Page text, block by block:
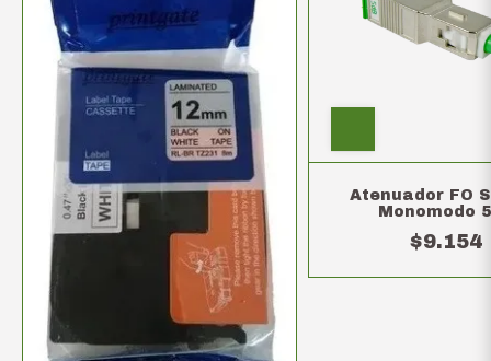
Atenuador FO
Monomodo
$9.154